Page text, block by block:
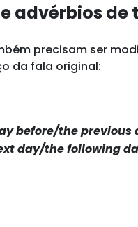
advérbios de
precisam ser
da fala original:
before/the previous
day/the following